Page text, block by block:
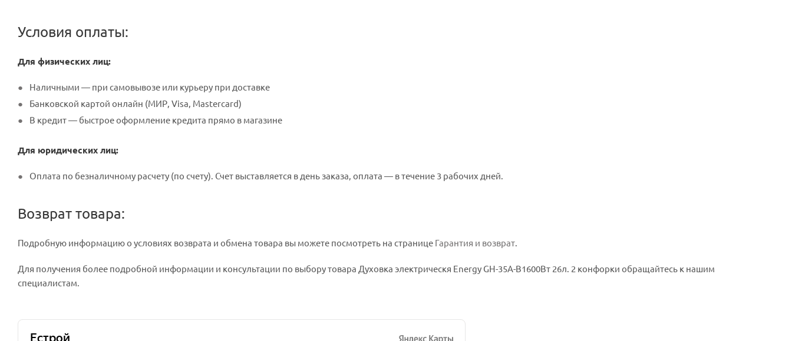
Условия оплаты:
Для физических лиц:
Наличными — при самовывозе или курьеру при доставке
Банковской картой онлайн (МИР, Visa, Mastercard)
В кредит — быстрое оформление кредита прямо в магазине
Для юридических лиц:
Оплата по безналичному расчету (по счету). Счет выставляется в день заказа, оплата — в течение 3 рабочих дней.
Возврат товара:
Подробную информацию о условиях возврата и обмена товара вы можете посмотреть на странице Гарантия и возврат.
Для получения более подробной информации и консультации по выбору товара Духовка электрическя Energy GH-35A-B1600Вт 26л. 2 конфорки обращайтесь к нашим
специалистам.